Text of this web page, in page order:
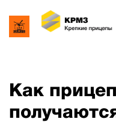
Как